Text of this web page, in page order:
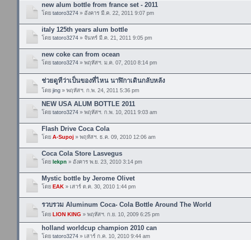
new alum bottle from france set - 2011
โดย tatoro3274» อังคาร มี.ค. 22, 2011 9:07 pm
italy 125th years alum bottle
โดย tatoro3274» จันทร์ มี.ค. 21, 2011 9:05 pm
new coke can from ocean
โดย tatoro3274» พฤหัสฯ. ม.ค. 07, 2010 8:14 pm
ช่วยดูทีว่าเป็นของที่ไหน นาฬิกาเดินกลับหลัง
โดย jing» พฤหัสฯ. ก.พ. 24, 2011 5:36 pm
NEW USA ALUM BOTTLE 2011
โดย tatoro3274» พฤหัสฯ. ก.พ. 10, 2011 9:03 am
Flash Drive Coca Cola
โดย A-Supoj» พฤหัสฯ. ธ.ค. 09, 2010 12:06 am
Coca Cola Store Lasvegus
โดย lekpn » อังคาร พ.ย. 23, 2010 3:14 pm
Mystic bottle by Jerome Olivet
โดย EAK» เสาร์ ต.ค. 30, 2010 1:44 pm
รวบรวม Aluminum Coca- Cola Bottle Around The World
โดย LION KING » พฤหัสฯ. ก.ย. 10, 2009 6:25 pm
holland worldcup champion 2010 can
โดย tatoro3274» เสาร์ ก.ค. 10, 2010 9:44 am